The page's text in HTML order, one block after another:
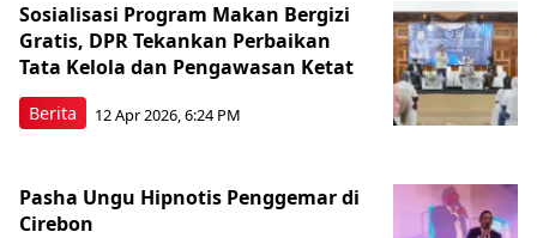
Berita
Sosialisasi Program Makan Bergizi
Gratis, DPR Tekankan Perbaikan
Tata Kelola dan Pengawasan Ketat
12 Apr 2026, 6:24 PM
Pasha Ungu Hipnotis Penggemar di
Cirebon